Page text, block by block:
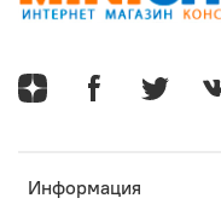
Информация